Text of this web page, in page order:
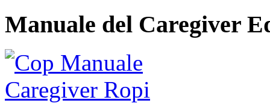
Manuale del Caregiver